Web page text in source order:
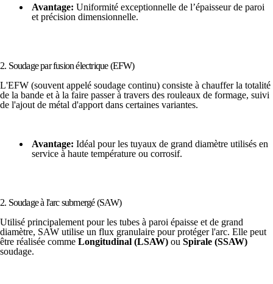
Avantage: Uniformité exceptionnelle de l’épaisseur de paroi
et précision dimensionnelle.
2. Soudage par fusion électrique (EFW)
L'EFW (souvent appelé soudage continu) consiste à chauffer la totalité
de la bande et à la faire passer à travers des rouleaux de formage, suivi
de l'ajout de métal d'apport dans certaines variantes.
Avantage: Idéal pour les tuyaux de grand diamètre utilisés en
service à haute température ou corrosif.
2. Soudage à l'arc submergé (SAW)
Utilisé principalement pour les tubes à paroi épaisse et de grand
diamètre, SAW utilise un flux granulaire pour protéger l'arc. Elle peut
être réalisée comme Longitudinal (LSAW) ou Spirale (SSAW)
soudage.